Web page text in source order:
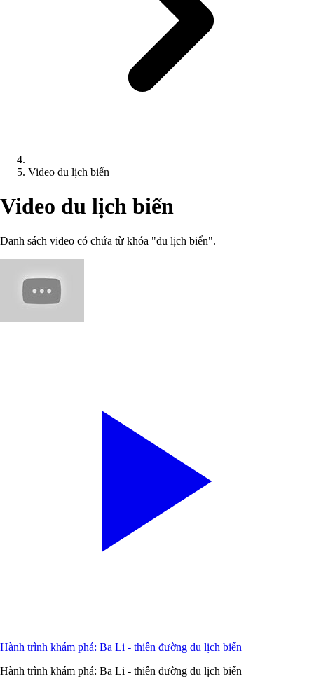
Video du lịch biển
Video du lịch biển
Danh sách video có chứa từ khóa "du lịch biển".
Hành trình khám phá: Ba Li - thiên đường du lịch biển
Hành trình khám phá: Ba Li - thiên đường du lịch biển